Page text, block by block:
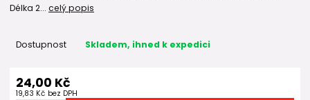
Délka 2... celý popis
Dostupnost Skladem, ihned k expedici
24,00 Kč
19,83 Kč bez DPH